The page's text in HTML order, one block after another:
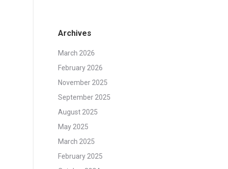
Archives
March 2026
February 2026
November 2025
September 2025
August 2025
May 2025
March 2025
February 2025